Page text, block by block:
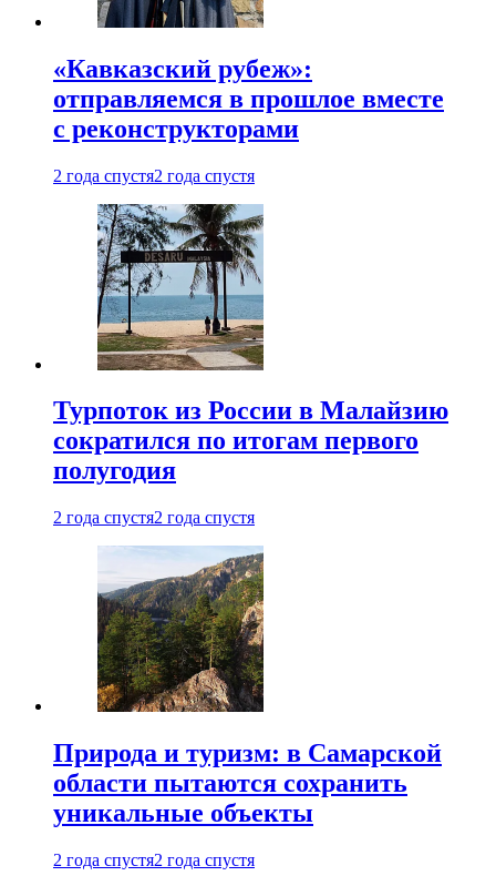
«Кавказский рубеж»:
отправляемся в прошлое вместе
с реконструкторами
2 года спустя2 года спустя
Турпоток из России в Малайзию
сократился по итогам первого
полугодия
2 года спустя2 года спустя
Природа и туризм: в Самарской
области пытаются сохранить
уникальные объекты
2 года спустя2 года спустя